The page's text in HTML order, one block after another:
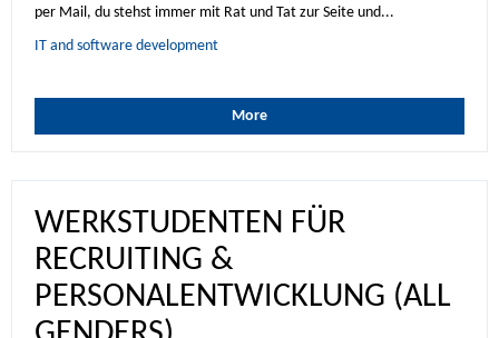
per Mail, du stehst immer mit Rat und Tat zur Seite und...
IT and software development
More
WERKSTUDENTEN FÜR
RECRUITING &
PERSONALENTWICKLUNG (ALL